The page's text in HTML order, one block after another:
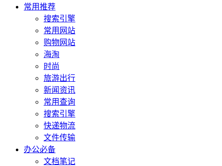
常用推荐
搜索引擎
常用网站
购物网站
海淘
时尚
旅游出行
新闻资讯
常用查询
搜索引擎
快递物流
文件传输
办公必备
文档笔记